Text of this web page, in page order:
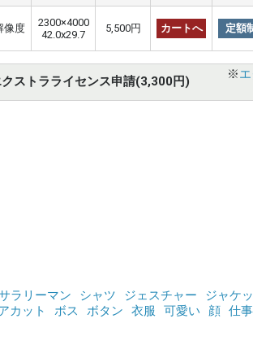
像度
2300×4000
42.0x29.7
5,500円 カートへ 定額
クストラライセンス申請(3,300円) ※
ラリーマン シャツ ジェスチャー ジャケ
カット ボス ボタン 衣服 可愛い 顔 仕事